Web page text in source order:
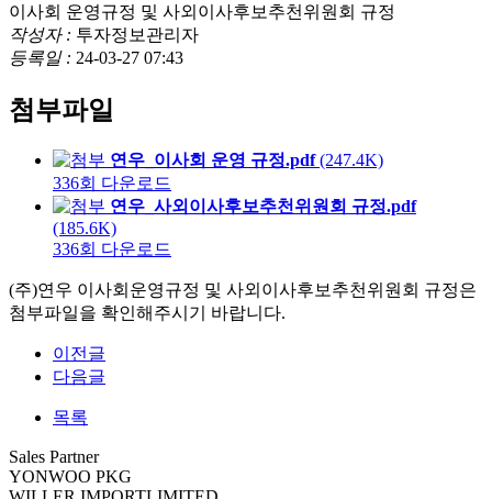
이사회 운영규정 및 사외이사후보추천위원회 규정
작성자 : 투자정보관리자
등록일 : 24-03-27 07:43
첨부파일
연우_이사회 운영 규정.pdf(247.4K)
336회 다운로드
연우_사외이사후보추천위원회 규정.pdf
(185.6K)
336회 다운로드
(주)연우 이사회운영규정 및 사외이사후보추천위원회 규정은
첨부파일을 확인해주시기 바랍니다.
이전글
다음글
목록
Sales Partner
YONWOO PKG